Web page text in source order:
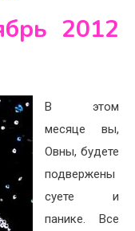
2012
В этом
месяце вы,
Овны, будете
подвержены
суете и
панике. Все